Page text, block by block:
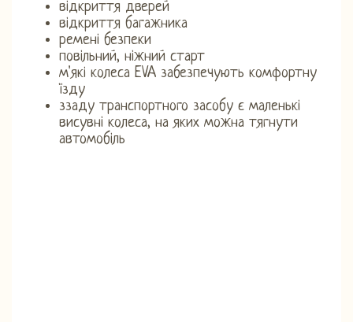
відкриття дверей
відкриття багажника
ремені безпеки
повільний, ніжний старт
м'які колеса EVA забезпечують комфортну
їзду
ззаду транспортного засобу є маленькі
висувні колеса, на яких можна тягнути
автомобіль